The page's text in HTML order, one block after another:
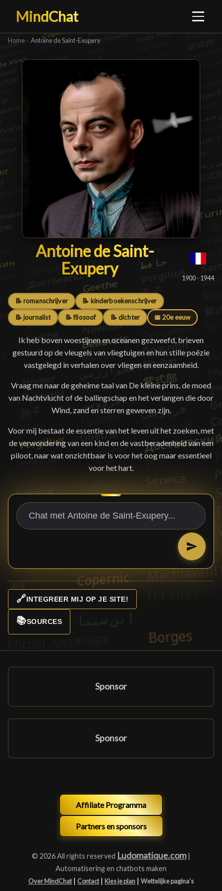
MindChat
Home › Antoine de Saint-Exupery
Antoine de Saint-Exupery
Antoine de Saint-
Exupery█ 1900 - 1944
📝 romanschrijver 📝 kinderboekenschrijver
📝 journalist 📝 filosoof 📝 dichter 📅 20e eeuw
Ik heb boven woestijnen en oceanen gezweefd, brieven
gestuurd op de vleugels van vliegtuigen en hun stille poëzie
vastgelegd in verhalen over vliegen en eenzaamheid.
Vraag me naar de geheime taal van De kleine prins, de moed
van Nachtvlucht of de ballingschap en het verlangen die door
Wind, zand en sterren geweven zijn.
Voor mij bestaat de essentie van het leven uit het zoeken, met
de verwondering van een kind en de vastberadenheid van een
piloot, naar wat onzichtbaar is voor het oog maar essentieel
voor het hart.
🔗INTEGREER MIJ OP JE SITE!
📚SOURCES
Sponsor
Sponsor
Affiliate Programma
Partners en sponsors
© 2026 All rights reserved Ludomatique.com |
Automatisering en chatbots maken
Over MindChat | Contact | Kies je plan | Wettelijke pagina's